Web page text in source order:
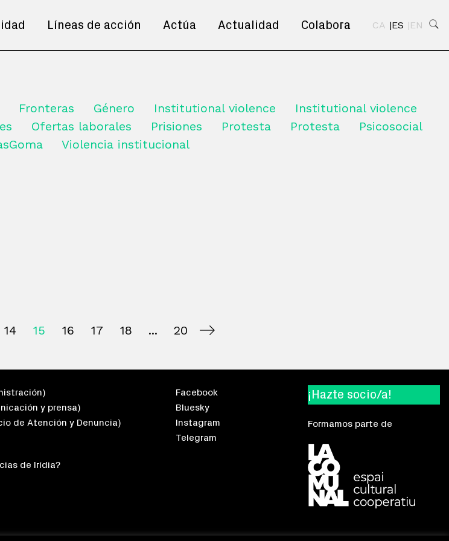
Líneas de acción Actúa Actualidad Colabora CA ES EN
Fronteras Género Institutional violence
Institutional violence
Ofertas laborales Prisiones Protesta Protesta
Psicosocial
Violencia institucional
14 15 16 17 18 20
y prensa)
de Atención y Denuncia)
de Irídia?
Facebook
Bluesky
Instagram
Telegram
¡Hazte socio/a!
Formamos parte de